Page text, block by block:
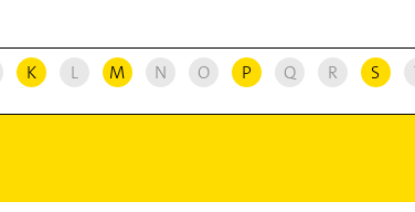
K L M N O P Q R S